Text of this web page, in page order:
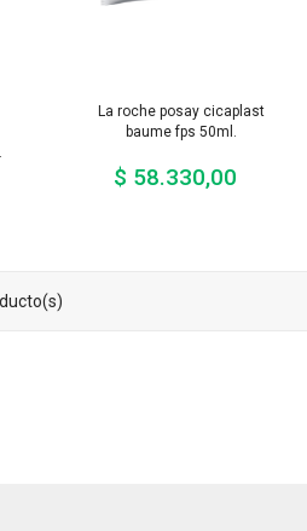
La roche posay cicaplast
baume fps 50ml.
$ 58.330,00